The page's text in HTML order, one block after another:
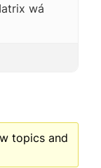
wá
topics and